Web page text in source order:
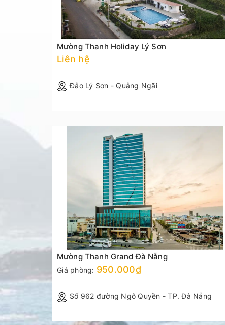
Mường Thanh Holiday Lý Sơn
Liên hệ
Đảo Lý Sơn - Quảng Ngãi
Mường Thanh Grand Đà Nẵng
Giá phòng: 950.000₫
Số 962 đường Ngô Quyền - TP. Đà Nẵng